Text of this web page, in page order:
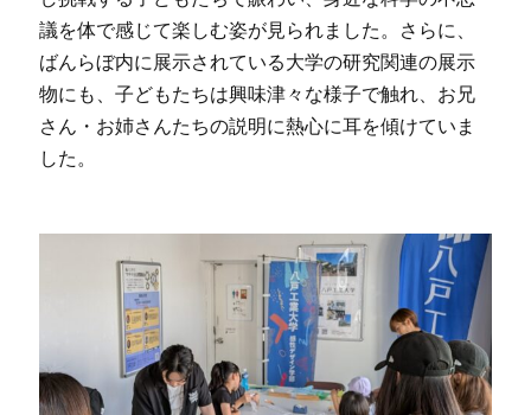
議を体で感じて楽しむ姿が見られました。さらに、
ばんらぼ内に展示されている大学の研究関連の展示
物にも、子どもたちは興味津々な様子で触れ、お兄
さん・お姉さんたちの説明に熱心に耳を傾けていま
した。